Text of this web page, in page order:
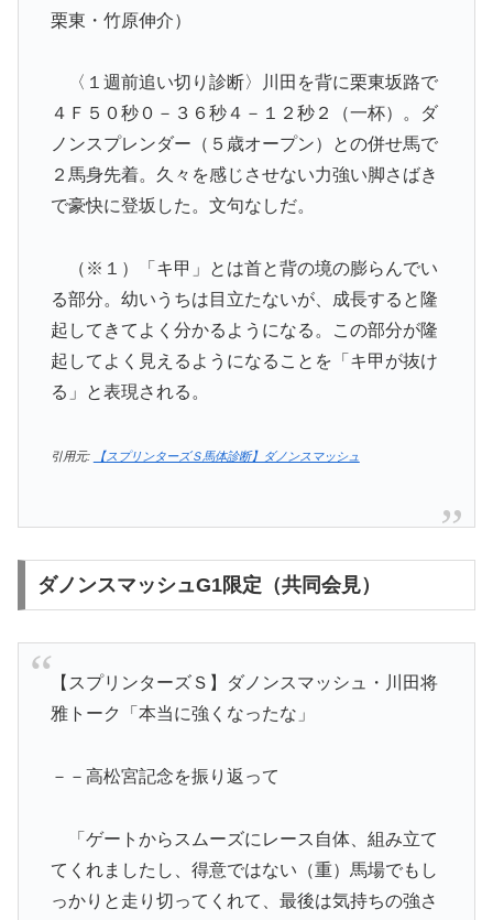
栗東・竹原伸介）
〈１週前追い切り診断〉川田を背に栗東坂路で
４Ｆ５０秒０－３６秒４－１２秒２（一杯）。ダ
ノンスプレンダー（５歳オープン）との併せ馬で
２馬身先着。久々を感じさせない力強い脚さばき
で豪快に登坂した。文句なしだ。
（※１）「キ甲」とは首と背の境の膨らんでい
る部分。幼いうちは目立たないが、成長すると隆
起してきてよく分かるようになる。この部分が隆
起してよく見えるようになることを「キ甲が抜け
る」と表現される。
引用元: 【スプリンターズＳ馬体診断】ダノンスマッシュ
ダノンスマッシュG1限定（共同会見）
【スプリンターズＳ】ダノンスマッシュ・川田将
雅トーク「本当に強くなったな」
－－高松宮記念を振り返って
「ゲートからスムーズにレース自体、組み立て
てくれましたし、得意ではない（重）馬場でもし
っかりと走り切ってくれて、最後は気持ちの強さ